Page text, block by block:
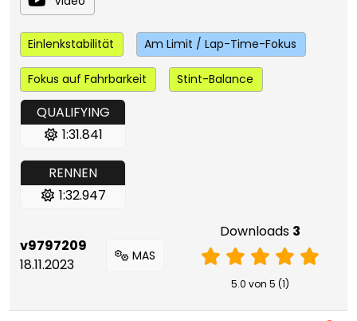
Einlenkstabilität Am Limit / Lap-Time-Fokus
Fokus auf Fahrbarkeit Stint-Balance
QUALIFYING
1:31.841
RENNEN
1:32.947
v9797209
18.11.2023
MAS
Downloads 3
5.0 von 5 (1)